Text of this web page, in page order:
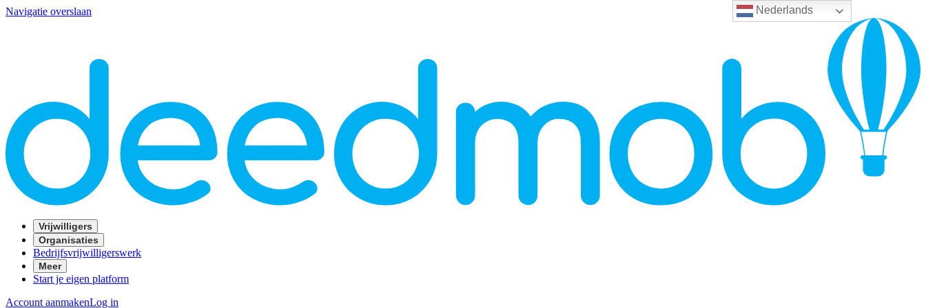
Nederlands
Navigatie overslaan
Vrijwilligers
Organisaties
Bedrijfsvrijwilligerswerk
Meer
Start je eigen platform
Account aanmakenLog in